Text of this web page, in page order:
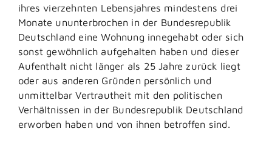
ihres vierzehnten Lebensjahres mindestens drei
Monate ununterbrochen in der Bundesrepublik
Deutschland eine Wohnung innegehabt oder sich
sonst gewöhnlich aufgehalten haben und dieser
Aufenthalt nicht länger als 25 Jahre zurück liegt
oder aus anderen Gründen persönlich und
unmittelbar Vertrautheit mit den politischen
Verhältnissen in der Bundesrepublik Deutschland
erworben haben und von ihnen betroffen sind.